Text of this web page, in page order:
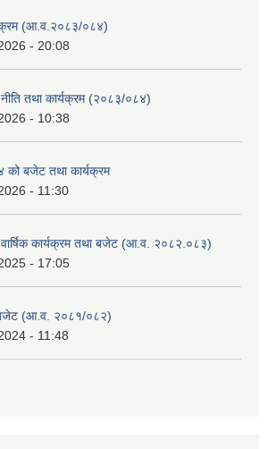
(आ.व.२०८३/०८४)
- 20:08
नीति तथा कार्यक्रम (२०८३/०८४)
- 10:38
को बजेट तथा कार्यक्रम
- 11:30
वार्षिक कार्यक्रम तथा बजेट (आ.व. २०८२.०८३)
- 17:05
बजेट (आ.व. २०८१/०८२)
- 11:48